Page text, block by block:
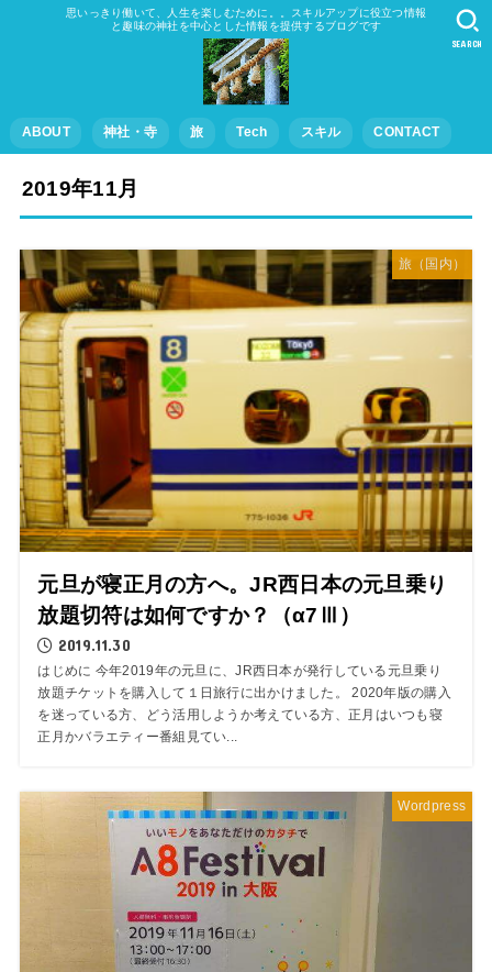
思いっきり働いて、人生を楽しむために。。スキルアップに役立つ情報
と趣味の神社を中心とした情報を提供するブログです
ABOUT 神社・寺 旅 Tech スキル CONTACT
SEARCH
2019年11月
旅（国内）
元旦が寝正月の方へ。JR西日本の元旦乗り
放題切符は如何ですか？（α7Ⅲ）
2019.11.30
はじめに 今年2019年の元旦に、JR西日本が発行している元旦乗り
放題チケットを購入して１日旅行に出かけました。 2020年版の購入
を迷っている方、どう活用しようか考えている方、正月はいつも寝
正月かバラエティー番組見てい...
Wordpress